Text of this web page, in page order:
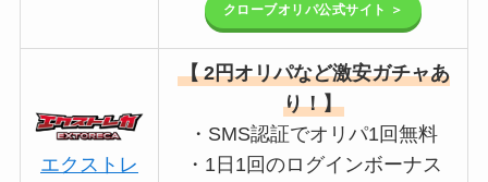
クローブオリパ公式サイト ＞
エクストレ
【 2円オリパなど激安ガチャあ
り！】
・SMS認証でオリパ1回無料
・1日1回のログインボーナス